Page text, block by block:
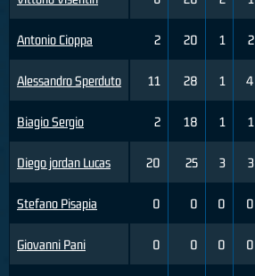
Antonio Cioppa
Alessandro Sperduto
Biagio Sergio
Diego jordan Lucas
Stefano Pisapia
Giovanni Pani
2 20 1 2
11 28 1 4
2 18 1 1
20 25 3 3
0 0 0 0
0 0 0 0